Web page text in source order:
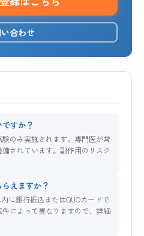
合わせ
すか？
のみ実施されます。専門医が常
されています。副作用のリスク
えますか？
に銀行振込またはQUOカードで
によって異なりますので、詳細